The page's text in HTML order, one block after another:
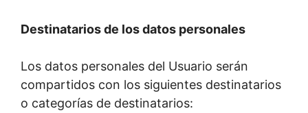
Destinatarios de los datos personales
Los datos personales del Usuario serán
compartidos con los siguientes destinatarios
o categorías de destinatarios: